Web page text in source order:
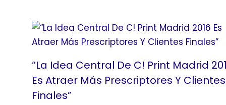
“La Idea Central De C! Print Madrid
Es Atraer Más Prescriptores Y Clientes
Finales”